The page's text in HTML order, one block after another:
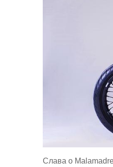
Слава о